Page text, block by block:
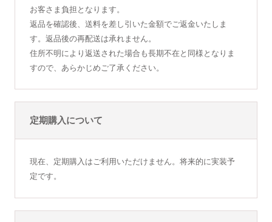
お客さま負担となります。
返品を確認後、送料を差し引いた金額でご返金いたしま
す。返品後の再配送は承れません。
住所不明により返送された場合も長期不在と同様となりま
すので、あらかじめご了承ください。
定期購入について
現在、定期購入はご利用いただけません。将来的に実装予
定です。